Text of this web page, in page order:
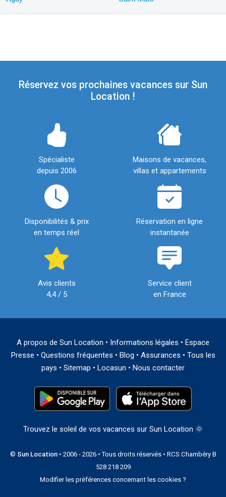
Réservez vos prochaines vacances sur Sun
Location !
Spécialiste
depuis 2006
Maisons de vacances,
villas et appartements
Disponibilités & prix
en temps réel
Réservation en ligne
instantanée
Avis clients
4,4 / 5
Service client
en France
A propos de Sun Location • Informations légales • Espace
Presse • Questions fréquentes • Blog • Assurances • Tous les
pays • Sitemap • Locasun • Nous contacter
Trouvez le soleil de vos vacances sur Sun Location 🌞
© Sun Location• 2006 - 2026 • Tous droits réservés • RCS Chambéry B
528 218 209
Modifier les préférences concernant les cookies ?